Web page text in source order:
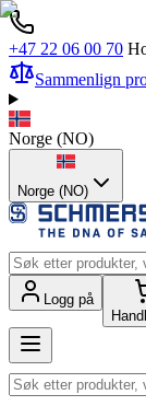
+47 22 06 00 70
Sammenlign
Norge (NO)
Norge (NO)
Logg på